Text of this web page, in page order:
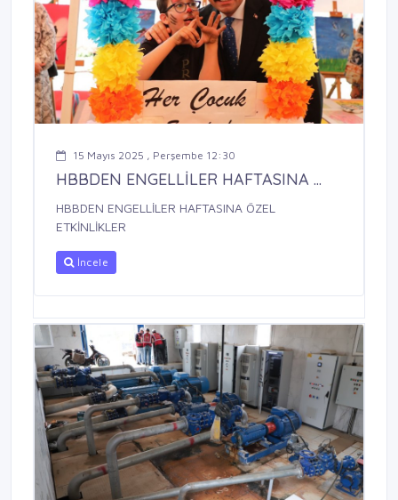
15 Mayıs 2025 , Perşembe 12:30
HBBDEN ENGELLİLER HAFTASINA ...
HBBDEN ENGELLİLER HAFTASINA ÖZEL
ETKİNLİKLER
İncele